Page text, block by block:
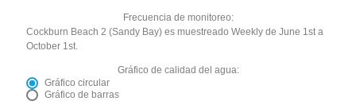
Frecuencia de monitoreo:
Cockburn Beach 2 (Sandy Bay) es muestreado Weekly de June 1st a
October 1st.
Gráfico de calidad del agua:
Gráfico circular
Gráfico de barras